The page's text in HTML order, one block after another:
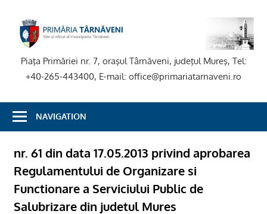
content
Piaţa Primăriei nr. 7, oraşul Târnăveni, judeţul Mureş, Tel:
+40-265-443400, E-mail: office@primariatarnaveni.ro
NAVIGATION
nr. 61 din data 17.05.2013 privind aprobarea
Regulamentului de Organizare si
Functionare a Serviciului Public de
Salubrizare din judetul Mures